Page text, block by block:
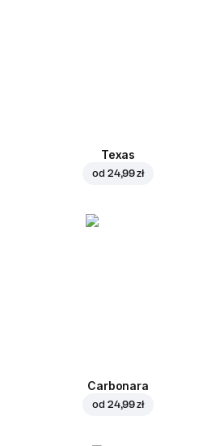
Texas
od 24,99 zł
Carbonara
od 24,99 zł